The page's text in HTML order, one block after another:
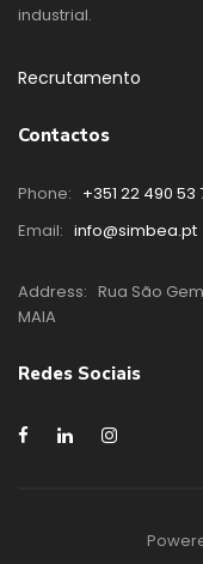
industrial.
Recrutamento
Contactos
Phone: +351 22 490 53
Email: info@simbea.pt
Address: Rua São
MAIA
Redes Sociais